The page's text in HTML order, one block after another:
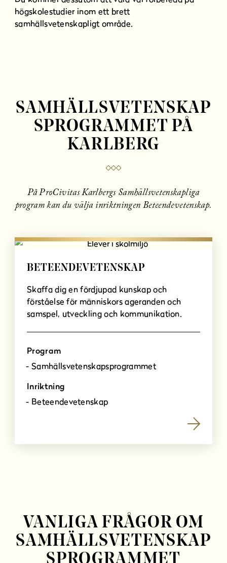
högskolestudier inom ett brett
samhällsvetenskapligt område.
SAMHÄLLSVETENSKAP
SPROGRAMMET PÅ
KARLBERG
På ProCivitas Karlbergs Samhällsvetenskapliga
program kan du välja inriktningen Beteendevetenskap.
BETEENDEVETENSKAP
Skaffa dig en fördjupad kunskap och
förståelse för människors ageranden och
samspel, utveckling och kommunikation.
Program
Samhällsvetenskapsprogrammet
Inriktning
Beteendevetenskap
VANLIGA FRÅGOR OM
SAMHÄLLSVETENSKAP